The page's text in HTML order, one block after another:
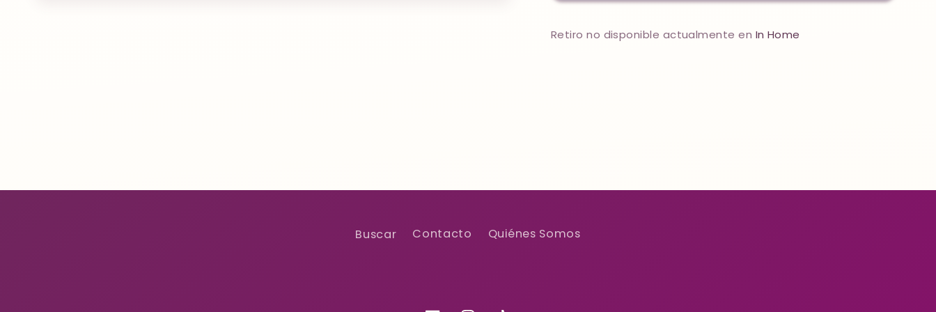
Retiro no disponible actualmente en In Home
Buscar Contacto Quiénes Somos